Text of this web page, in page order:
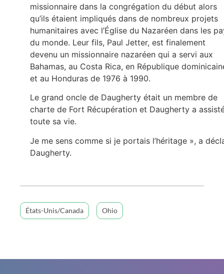
missionnaire dans la congrégation du début alors
qu’ils étaient impliqués dans de nombreux projets
humanitaires avec l’Église du Nazaréen dans les
du monde. Leur fils, Paul Jetter, est finalement
devenu un missionnaire nazaréen qui a servi aux
Bahamas, au Costa Rica, en République
et au Honduras de 1976 à 1990.
Le grand oncle de Daugherty était un membre de
charte de Fort Récupération et Daugherty a
toute sa vie.
Je me sens comme si je portais l’héritage », a
Daugherty.
États-Unis/Canada Ohio